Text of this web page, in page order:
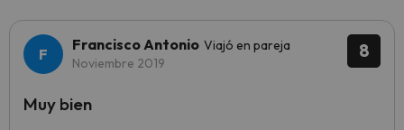
8
Francisco Antonio Viajó en pareja
Noviembre 2019
Muy bien